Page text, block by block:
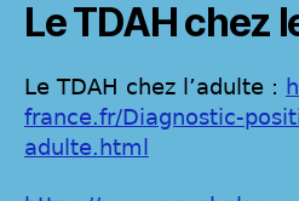
Le TDAH chez
Le TDAH chez l’adulte :
france.fr/Diagnostic-
adulte.html